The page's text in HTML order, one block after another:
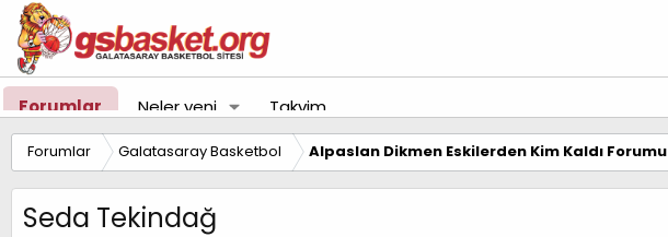
Forumlar Neler yeni Takvim
Forumlar Galatasaray Basketbol Alpaslan Dikmen Eskilerden Kim Kaldı Forumu
Seda Tekindağ